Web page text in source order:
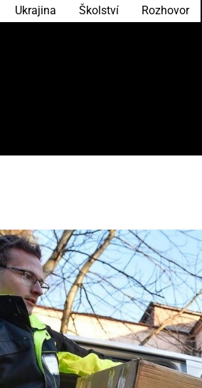
Ukrajina Školství Rozhovor